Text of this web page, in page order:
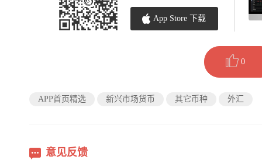
App Store 下载
0
APP首页精选 新兴市场货币 其它币种 外汇
意见反馈